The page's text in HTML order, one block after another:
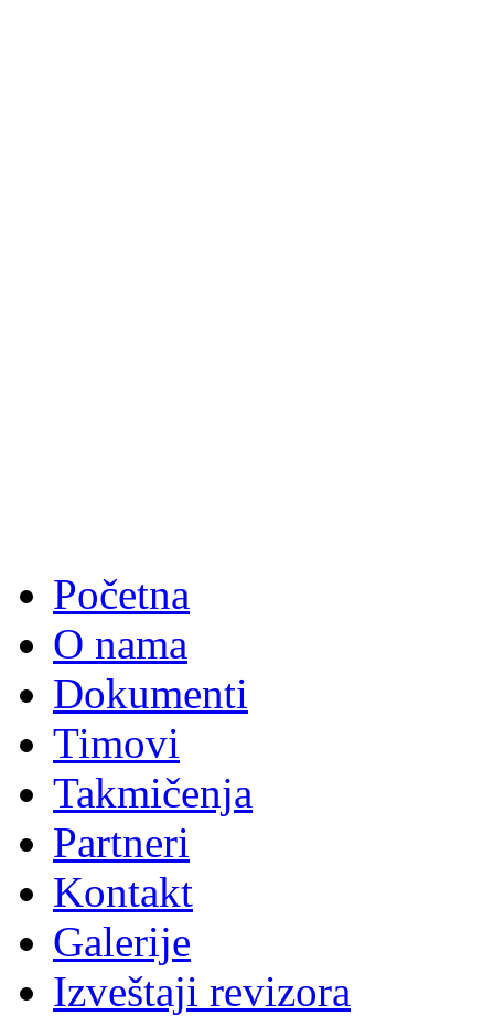
Početna
O nama
Dokumenti
Timovi
Takmičenja
Partneri
Kontakt
Galerije
Izveštaji revizora